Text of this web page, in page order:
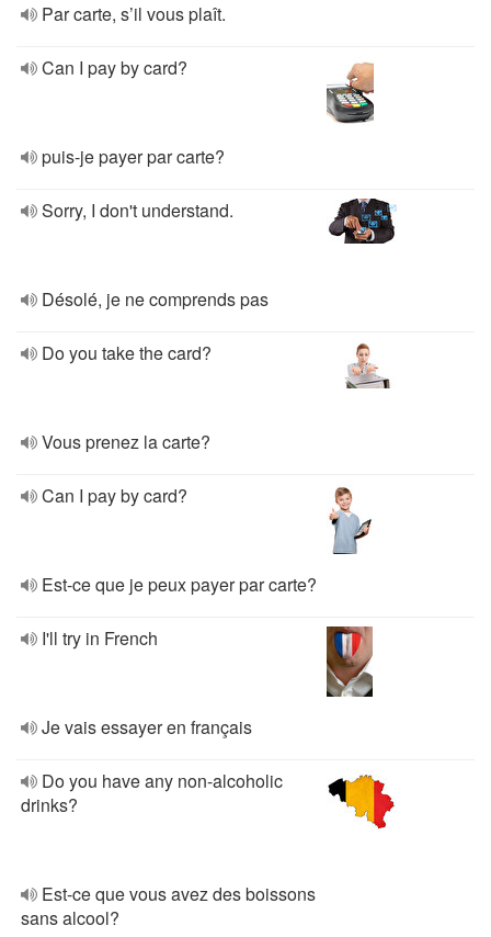
Par carte, s’il vous plaît.
Can I pay by card?
puis-je payer par carte?
Sorry, I don't understand.
Désolé, je ne comprends pas
Do you take the card?
Vous prenez la carte?
Can I pay by card?
Est-ce que je peux payer par carte?
I'll try in French
Je vais essayer en français
Do you have any non-alcoholic
drinks?
Est-ce que vous avez des boissons
sans alcool?